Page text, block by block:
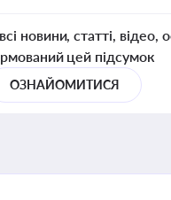
новини, статті, відео,
цей підсумок
ОЗНАЙОМИТИСЯ